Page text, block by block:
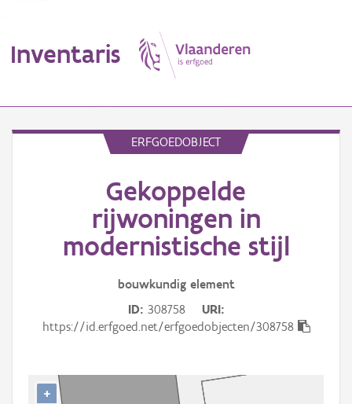
Inventaris
Aanduidingsobject
Waarneming
Gebeurtenis
Downloads
ERFGOEDOBJECT
Gekoppelde
rijwoningen in
modernistische stijl
bouwkundig element
ID 308758
URI
https://id.erfgoed.net/erfgoedobjecten/308758
+